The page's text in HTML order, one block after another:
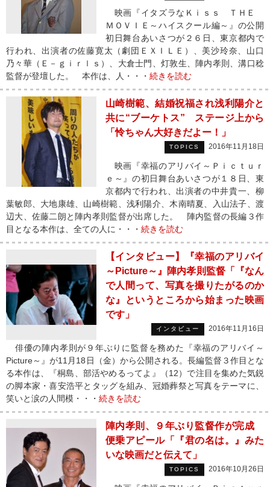
映画『イタズラなＫｉｓｓ ＴＨＥ
ＭＯＶＩＥ～ハイスクール編～』の公開
初日舞台あいさつが２６日、東京都内で
行われ、出演者の佐藤寛太（劇団ＥＸＩＬＥ）、美沙玲奈、山口
乃々華（Ｅ－ｇｉｒｌｓ）、大倉士門、灯敦生、陣内孝則、溝口稔
監督が登壇した。 本作は、人・・・ 続きを読む
山崎樹範、結婚祝福され浅利陽介と
共に“ブーケトス” ステージ上から
「怜ちゃん大好きだよー！」
TOPICS 2016年11月18日
映画『幸福のアリバイ～Ｐｉｃｔｕｒ
ｅ～』の初日舞台あいさつが１８日、東
京都内で行われ、出演者の中井貴一、柳
葉敏郎、大地康雄、山崎樹範、浅利陽介、木南晴夏、入山法子、渡
辺大、佐藤二朗と陣内孝則監督が出席した。 陣内監督の長編３作
目となる本作は、全ての人に・・・ 続きを読む
【インタビュー】『幸福のアリバイ
～Picture～』陣内孝則監督「『なん
で人間って、写真を撮りたがるのか
な』というところから始まった映画
です」
インタビュー 2016年11月16日
俳優の陣内孝則が９年ぶりに監督を務めた『幸福のアリバイ～
Picture～』が11月18日（金）から公開される。長編監督３作目とな
る本作は、『桐島、部活やめるってよ』（12）で注目を集めた気鋭
の脚本家・喜安浩平とタッグを組み、冠婚葬祭と写真をテーマに、
笑いと涙の人間模・・・ 続きを読む
陣内孝則、９年ぶり監督作が完成
便乗アピール「『君の名は。』みた
いな映画だと伝えて」
TOPICS 2016年10月26日